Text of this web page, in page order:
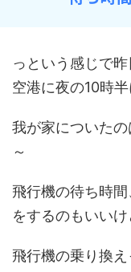
っという感じで
空港に夜の10時
我が家についた
～
飛行機の待ち時
をするのもいい
飛行機の乗り換